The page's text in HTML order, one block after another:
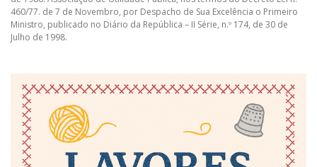
460/77. de 7 de Novembro, por Despacho de Sua Excelência o Primeiro
Ministro, publicado no Diário da República – II Série, n.º 174, de 30 de
Julho de 1998.